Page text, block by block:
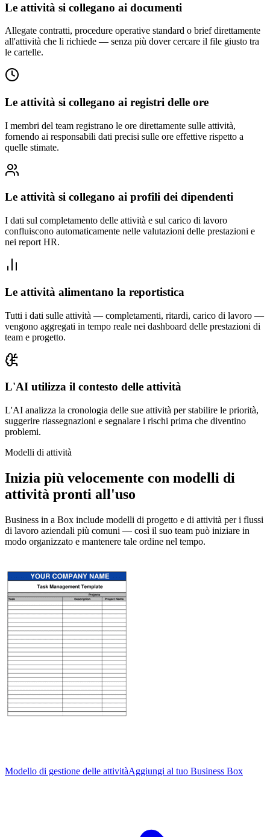
Le attività si collegano ai documenti
Allegate contratti, procedure operative standard o brief direttamente
all'attività che li richiede — senza più dover cercare il file giusto tra
le cartelle.
Le attività si collegano ai registri delle ore
I membri del team registrano le ore direttamente sulle attività,
fornendo ai responsabili dati precisi sulle ore effettive rispetto a
quelle stimate.
Le attività si collegano ai profili dei dipendenti
I dati sul completamento delle attività e sul carico di lavoro
confluiscono automaticamente nelle valutazioni delle prestazioni e
nei report HR.
Le attività alimentano la reportistica
Tutti i dati sulle attività — completamenti, ritardi, carico di lavoro —
vengono aggregati in tempo reale nei dashboard delle prestazioni di
team e progetto.
L'AI utilizza il contesto delle attività
L'AI analizza la cronologia delle sue attività per stabilire le priorità,
suggerire riassegnazioni e segnalare i rischi prima che diventino
problemi.
Modelli di attività
Inizia più velocemente con modelli di
attività pronti all'uso
Business in a Box include modelli di progetto e di attività per i flussi
di lavoro aziendali più comuni — così il suo team può iniziare in
modo organizzato e mantenere tale ordine nel tempo.
Modello di gestione delle attivitàAggiungi al tuo Business Box